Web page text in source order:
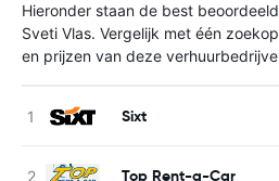
Hieronder staan de best
Sveti Vlas. Vergelijk met één
en prijzen van deze
Sixt
Top Rent-a-Car